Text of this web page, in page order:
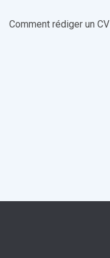
Comment rédiger un CV